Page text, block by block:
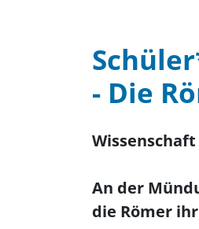
- Die
An der
die Römer